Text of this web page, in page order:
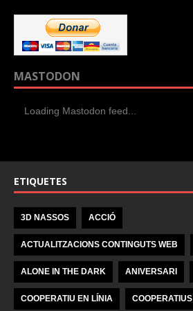
MASTODON
Loading Mastodon feed...
ETIQUETES
3D NASSOS ACCIÓ
ACTUALITZACIONS CONTINGUTS WEB
ALONE IN THE DARK ANIVERSARI
COOPERATIU EN LÍNIA COOPERATIUS